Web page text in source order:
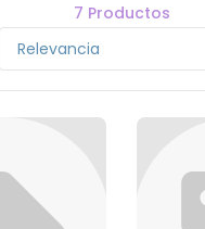
7 Productos